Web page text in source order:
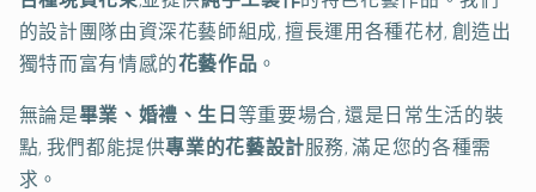
的設計團隊由資深花藝師組成, 擅長運用各種花材, 創造出
獨特而富有情感的花藝作品 。
無論是畢業、婚禮、生日 等重要場合, 還是日常生活的裝
點, 我們都能提供專業的花藝設計服務, 滿足您的各種需
求。